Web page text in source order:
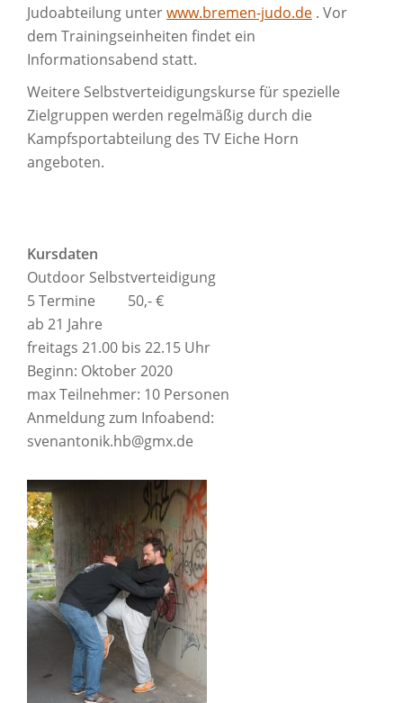
Judoabteilung unterwww.bremen-judo.de . Vor
dem Trainingseinheiten findet ein
Informationsabend statt.
Weitere Selbstverteidigungskurse für spezielle
Zielgruppen werden regelmäßig durch die
Kampfsportabteilung des TV Eiche Horn
angeboten.
Kursdaten
Outdoor Selbstverteidigung
5 Termine 50,- €
ab 21 Jahre
freitags 21.00 bis 22.15 Uhr
Beginn: Oktober 2020
max Teilnehmer: 10 Personen
Anmeldung zum Infoabend:
svenantonik.hb@gmx.de